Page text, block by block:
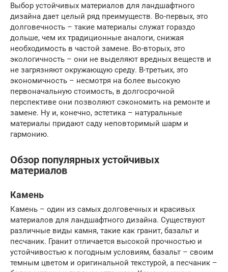
Выбор устойчивых материалов для ландшафтного
дизайна дает целый ряд преимуществ. Во-первых, это
долговечность – такие материалы служат гораздо
дольше, чем их традиционные аналоги, снижая
необходимость в частой замене. Во-вторых, это
экологичность – они не выделяют вредных веществ и
не загрязняют окружающую среду. В-третьих, это
экономичность – несмотря на более высокую
первоначальную стоимость, в долгосрочной
перспективе они позволяют сэкономить на ремонте и
замене. Ну и, конечно, эстетика – натуральные
материалы придают саду неповторимый шарм и
гармонию.
Обзор популярных устойчивых
материалов
Камень
Камень – один из самых долговечных и красивых
материалов для ландшафтного дизайна. Существуют
различные виды камня, такие как гранит, базальт и
песчаник. Гранит отличается высокой прочностью и
устойчивостью к погодным условиям, базальт – своим
темным цветом и оригинальной текстурой, а песчаник –